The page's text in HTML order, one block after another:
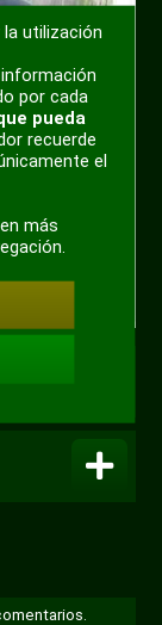
utilización
por cada
pueda
recuerde
el
más